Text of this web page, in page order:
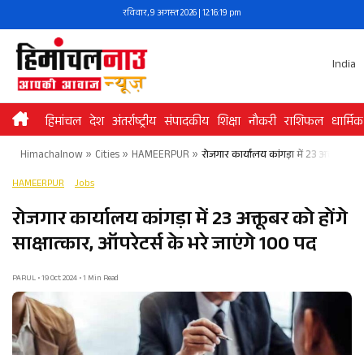
to
content
रविवार, 9 अगस्त 2026 | 12:16:19 pm
India
हिमांचल देश अंतर्राष्ट्रीय संपादकीय शिक्षा नौकरी राशिफल धार्मिक
Himachalnow» Cities» HAMEERPUR » रोजगार कार्यालय कांगड़ा में 23 अक्तूबर
HAMEERPUR Jobs
रोजगार कार्यालय कांगड़ा में 23 अक्तूबर को होंगे
साक्षात्कार, ऑपरेटर्स के भरे जाएंगे 100 पद
PARUL • 19 Oct 2024 • 1 Min Read